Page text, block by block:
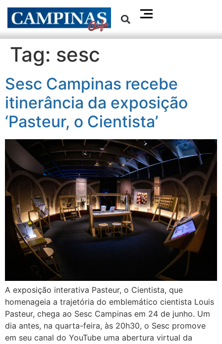
Tag: sesc
Sesc Campinas recebe
itinerância da exposição
‘Pasteur, o Cientista’
A exposição interativa Pasteur, o Cientista, que
homenageia a trajetória do emblemático cientista Louis
Pasteur, chega ao Sesc Campinas em 24 de junho. Um
dia antes, na quarta-feira, às 20h30, o Sesc promove
em seu canal do YouTube uma abertura virtual da